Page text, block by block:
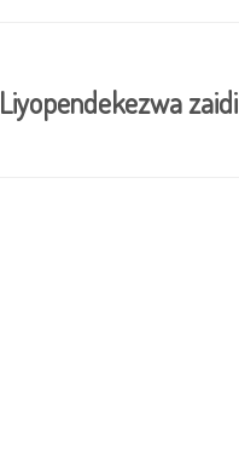
Liyopendekezwa zaidi